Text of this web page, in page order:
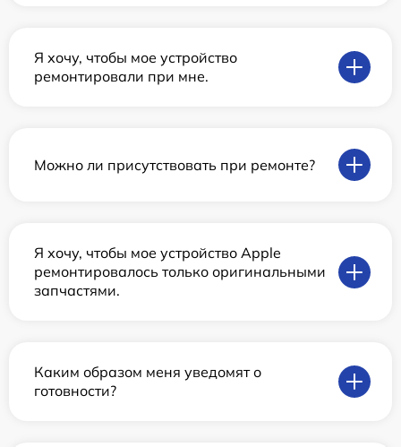
Я хочу, чтобы мое устройство
ремонтировали при мне.
Можно ли присутствовать при ремонте?
Я хочу, чтобы мое устройство Apple
ремонтировалось только оригинальными
запчастями.
Каким образом меня уведомят о
готовности?